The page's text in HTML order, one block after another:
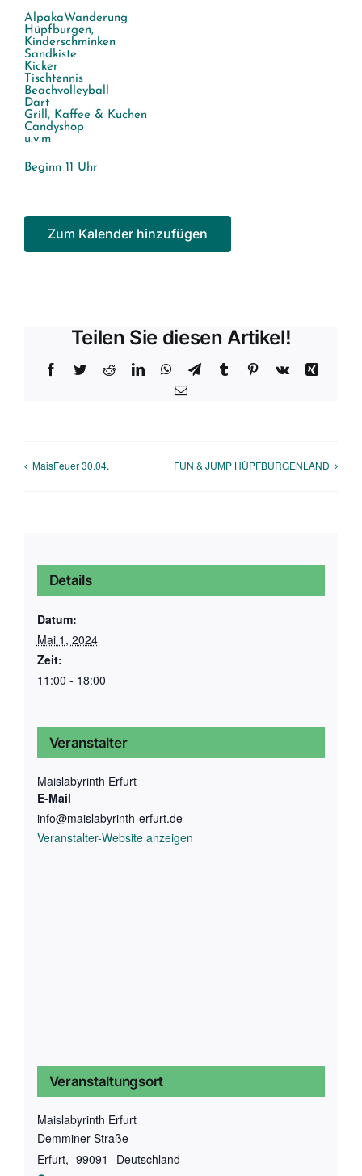
AlpakaWanderung
Hüpfburgen,
Kinderschminken
Sandkiste
Kicker
Tischtennis
Beachvolleyball
Dart
Grill, Kaffee & Kuchen
Candyshop
u.v.m
Beginn 11 Uhr
Zum Kalender hinzufügen
Teilen Sie diesen Artikel!
Facebook
TwitterRedditLinkedInWhatsApp
TelegramTumblrPinterest
Vk
Xing
E-
MaisFeuer 30.04. FUN & JUMP HÜPFBURGENLAND
Details
Datum:
Mai 1, 2024
Zeit:
11:00 - 18:00
Veranstalter
Maislabyrinth Erfurt
E-Mail
info@maislabyrinth-erfurt.de
Veranstalter-Website anzeigen
Veranstaltungsort
Maislabyrinth Erfurt
Demminer Straße
Erfurt, 99091
Deutschland